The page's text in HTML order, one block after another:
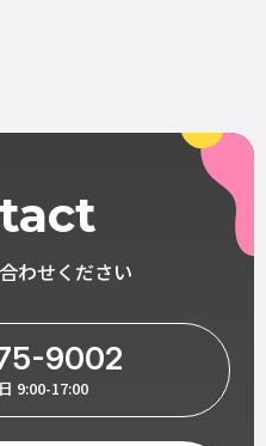
わせください
9002
9:00-17:00